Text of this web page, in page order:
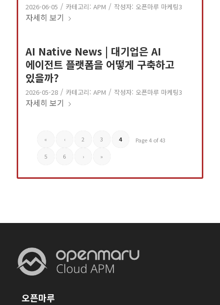
2026-06-05 / 카테고리: APM / 작성자: 오픈마루 마케팅3
자세히 보기
AI Native News | 대기업은 AI
에이전트 플랫폼을 어떻게 구축하고
있을까?
2026-05-28 / 카테고리: APM / 작성자: 오픈마루 마케팅3
자세히 보기
Page 4 of 43
« ‹ 2 3 4
5 6 › »
오픈마루